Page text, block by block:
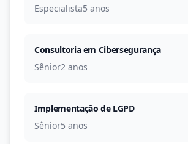
Especialista5 anos
Consultoria em Cibersegurança
Sênior2 anos
Implementação de LGPD
Sênior5 anos